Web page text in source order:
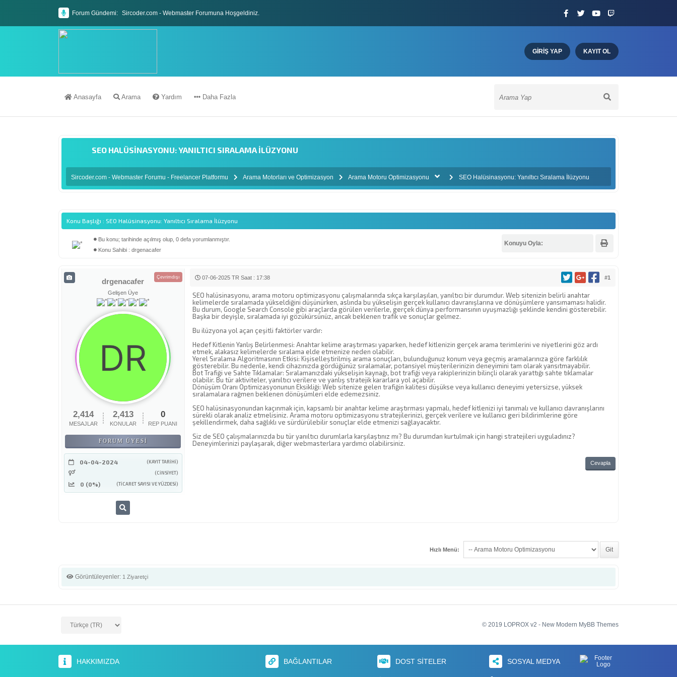
Forum Gündemi: Sircoder.com - Webmaster Forumuna Hoşgeldiniz.
GIRIŞ YAP
KAYIT OL
Anasayfa Arama Yardım Daha Fazla
Sircoder.com - Webmaster Forumu - Freelancer Platformu Arama Motorları ve Optimizasyon Arama Motoru Optimizasyonu SEO Halüsinasyonu: Yanıltıcı Sıralama İlüzyonu
SEO HALÜSINASYONU: YANILTICI SIRALAMA İLÜZYONU
Konu Başlığı : SEO Halüsinasyonu: Yanıltıcı Sıralama İlüzyonu
Bu konu; tarihinde açılmış olup, 0 defa yorumlanmıştır.
Konu Sahibi : drgenacafer
Konuyu Oyla:
Derecelendirme: 0/5 - 0 oy
Çevrimdışı
drgenacafer
Gelişen Üye
2,414
MESAJLAR
2,413
KONULAR
0
REP PUANI
FORUM ÜYESI
04-04-2024
(KAYIT TARIHI)
(CINSIYET)
0 (0%) (TICARET SAYISI VE YÜZDESI)
#1
07-06-2025 TR Saat : 17:38
SEO halüsinasyonu, arama motoru optimizasyonu çalışmalarında sıkça karşılaşılan, yanıltıcı bir durumdur. Web sitenizin belirli anahtar
kelimelerde sıralamada yükseldiğini düşünürken, aslında bu yükselişin gerçek kullanıcı davranışlarına ve dönüşümlere yansımaması halidir.
Bu durum, Google Search Console gibi araçlarda görülen verilerle, gerçek dünya performansının uyuşmazlığı şeklinde kendini gösterebilir.
Başka bir deyişle, sıralamada iyi gözükürsünüz, ancak beklenen trafik ve sonuçlar gelmez.
Bu ilüzyona yol açan çeşitli faktörler vardır:
Hedef Kitlenin Yanlış Belirlenmesi: Anahtar kelime araştırması yaparken, hedef kitlenizin gerçek arama terimlerini ve niyetlerini göz ardı
etmek, alakasız kelimelerde sıralama elde etmenize neden olabilir.
Yerel Sıralama Algoritmasının Etkisi: Kişiselleştirilmiş arama sonuçları, bulunduğunuz konum veya geçmiş aramalarınıza göre farklılık
gösterebilir. Bu nedenle, kendi cihazınızda gördüğünüz sıralamalar, potansiyel müşterilerinizin deneyimini tam olarak yansıtmayabilir.
Bot Trafiği ve Sahte Tıklamalar: Sıralamanızdaki yükselişin kaynağı, bot trafiği veya rakiplerinizin bilinçli olarak yarattığı sahte tıklamalar
olabilir. Bu tür aktiviteler, yanıltıcı verilere ve yanlış stratejik kararlara yol açabilir.
Dönüşüm Oranı Optimizasyonunun Eksikliği: Web sitenize gelen trafiğin kalitesi düşükse veya kullanıcı deneyimi yetersizse, yüksek
sıralamalara rağmen beklenen dönüşümleri elde edemezsiniz.
SEO halüsinasyonundan kaçınmak için, kapsamlı bir anahtar kelime araştırması yapmalı, hedef kitlenizi iyi tanımalı ve kullanıcı davranışlarını
sürekli olarak analiz etmelisiniz. Arama motoru optimizasyonu stratejilerinizi, gerçek verilere ve kullanıcı geri bildirimlerine göre
şekillendirmek, daha sağlıklı ve sürdürülebilir sonuçlar elde etmenizi sağlayacaktır.
Siz de SEO çalışmalarınızda bu tür yanıltıcı durumlarla karşılaştınız mı? Bu durumdan kurtulmak için hangi stratejileri uyguladınız?
Deneyimlerinizi paylaşarak, diğer webmasterlara yardımcı olabilirsiniz.
Cevapla
Hızlı Menü:
Görüntüleyenler: 1 Ziyaretçi
© 2019 LOPROX v2 - New Modern MyBB Themes
HAKKIMIZDA BAĞLANTILAR DOST SITELER SOSYAL MEDYA